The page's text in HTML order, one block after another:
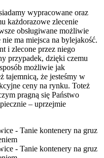
wypracowane oraz
każdorazowe zlecenie
obsługiwane możliwie
ma miejsca na bylejakość.
i zlecone przez niego
przypadek, dzięki czemu
możliwie jak
tajemnicą, że jesteśmy w
ceny na rynku. Toteż
pragną się Państwo
– uprzejmie